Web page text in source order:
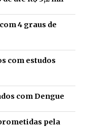
4 graus de
com estudos
com Dengue
pela